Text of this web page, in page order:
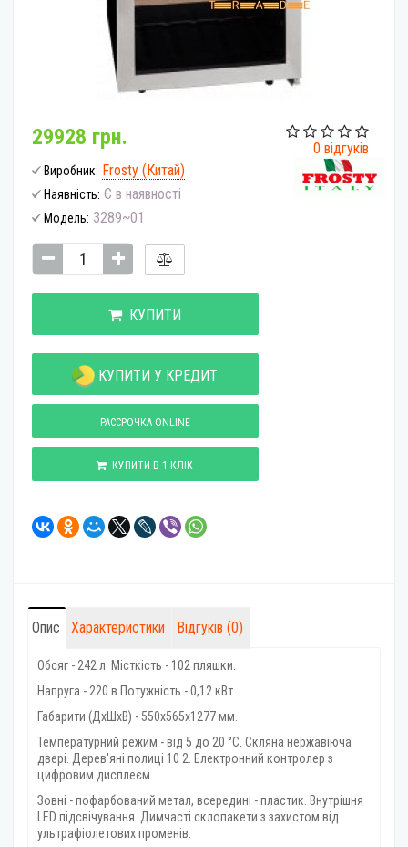
0 відгуків
29928 грн.
Виробник: Frosty (Китай)
Наявність: Є в наявності
Модель: 3289~01
КУПИТИ
КУПИТИ У КРЕДИТ
РАССРОЧКА ONLINE
КУПИТИ В 1 КЛІК
Опис Характеристики Відгуків (0)
Обсяг - 242 л. Місткість - 102 пляшки.
Напруга - 220 в Потужність - 0,12 кВт.
Габарити (ДхШхВ) - 550х565х1277 мм.
Температурний режим - від 5 до 20 °C. Скляна нержавіюча
двері. Дерев'яні полиці 10 2. Електронний контролер з
цифровим дисплеєм.
Зовні - пофарбований метал, всередині - пластик. Внутрішня
LED підсвічування. Димчасті склопакети з захистом від
ультрафіолетових променів.